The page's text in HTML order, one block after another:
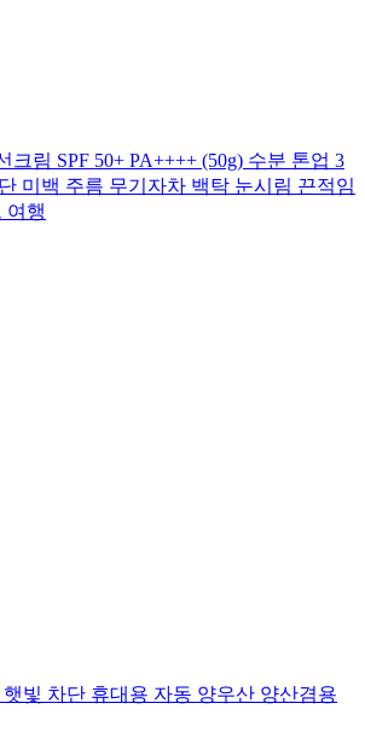
크림 SPF 50+ PA++++ (50g) 수분 톤업 3
미백 주름 무기자차 백탁 눈시림 끈적임
여행
빛 차단 휴대용 자동 양우산 양산겸용